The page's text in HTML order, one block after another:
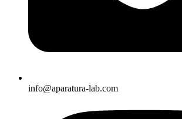
info@aparatura-lab.com